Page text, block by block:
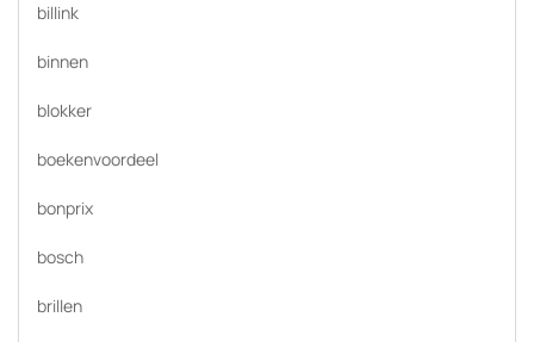
billink
binnen
blokker
boekenvoordeel
bonprix
bosch
brillen